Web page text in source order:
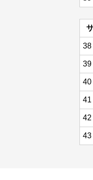
38
39
40
41
42
43